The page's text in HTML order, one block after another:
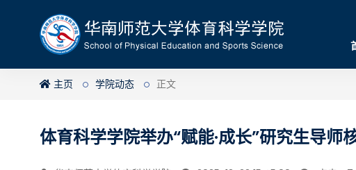
主页 学院动态 正文
体育科学学院举办“赋能·成长”研究生导